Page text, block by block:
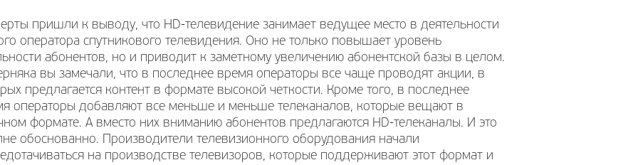
пришли к выводу, что HD-телевидение занимает ведущее место в деятельности
оператора спутникового телевидения. Оно не только повышает уровень
абонентов, но и приводит к заметному увеличению абонентской базы в целом.
вы замечали, что в последнее время операторы все чаще проводят акции, в
предлагается контент в формате высокой четкости. Кроме того, в последнее
операторы добавляют все меньше и меньше телеканалов, которые вещают в
формате. А вместо них вниманию абонентов предлагаются HD-телеканалы. И это
обоснованно. Производители телевизионного оборудования начали
на производстве телевизоров, которые поддерживают этот формат и